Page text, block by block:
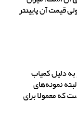
قیمت آن پایینتر
دلیل کمیاب
نمونه‌های
که معمولا برای